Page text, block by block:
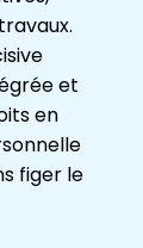
et
en
figer le